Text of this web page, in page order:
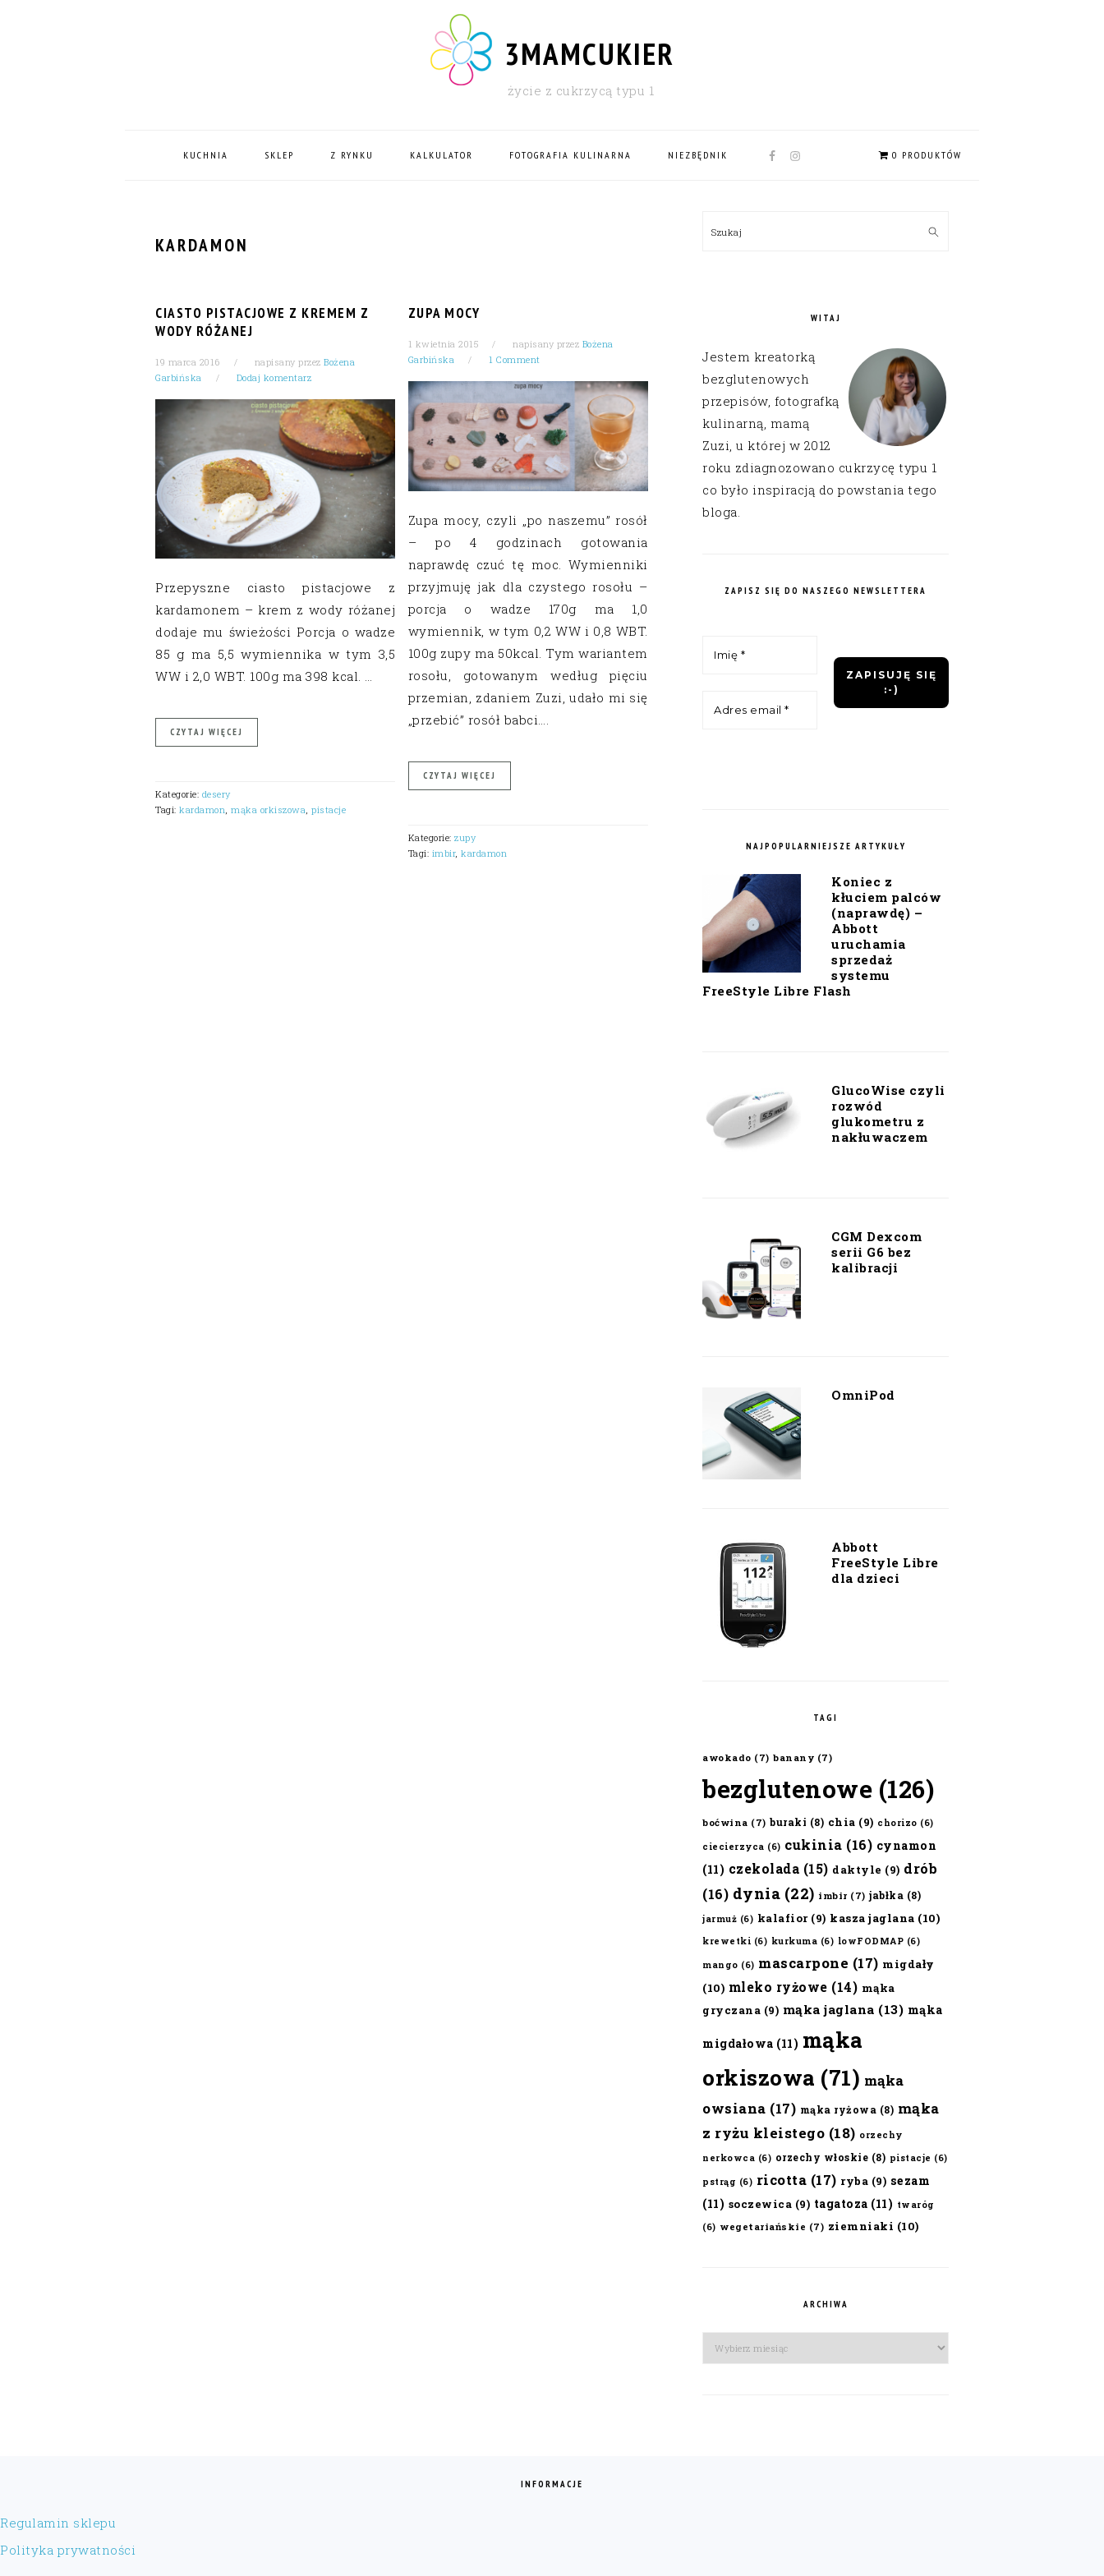
3MAMCUKIER
życie z cukrzycą typu 1
KUCHNIA SKLEP Z RYNKU KALKULATOR FOTOGRAFIA KULINARNA NIEZBĘDNIK
NAV
0 PRODUKTÓW
KARDAMON
CIASTO PISTACJOWE Z KREMEM Z
WODY RÓŻANEJ
19 marca 2016 napisany przez Bożena
Garbińska
Dodaj komentarz
Przepyszne ciasto pistacjowe z
kardamonem – krem z wody różanej
dodaje mu świeżości Porcja o wadze
85 g ma 5,5 wymiennika w tym 3,5
WW i 2,0 WBT. 100g ma 398 kcal. …
CZYTAJ WIĘCEJ
Kategorie: desery
Tagi: kardamon mąka orkiszowa pistacje
ZUPA MOCY
1 kwietnia 2015 napisany przez Bożena
Garbińska
1 Comment
Zupa mocy, czyli „po naszemu” rosół
– po 4 godzinach gotowania
naprawdę czuć tę moc. Wymienniki
przyjmuję jak dla czystego rosołu –
porcja o wadze 170g ma 1,0
wymiennik, w tym 0,2 WW i 0,8 WBT.
100g zupy ma 50kcal. Tym wariantem
rosołu, gotowanym według pięciu
przemian, zdaniem Zuzi, udało mi się
„przebić” rosół babci….
CZYTAJ WIĘCEJ
Kategorie:zupy
Tagi: imbir,kardamon
SIDEBAR
Szukaj
WITAJ
Jestem kreatorką
bezglutenowych
przepisów, fotografką
kulinarną, mamą
Zuzi, u której w 2012
roku zdiagnozowano cukrzycę typu 1
co było inspiracją do powstania tego
bloga.
ZAPISZ SIĘ DO NASZEGO NEWSLETTERA
NAJPOPULARNIEJSZE ARTYKUŁY
Koniec z
kłuciem palców
(naprawdę) –
Abbott
uruchamia
sprzedaż
systemu
FreeStyle Libre Flash
GlucoWise czyli
rozwód
glukometru z
nakłuwaczem
CGM Dexcom
serii G6 bez
kalibracji
OmniPod
Abbott
FreeStyle Libre
dla dzieci
TAGI
awokado (7) banany (7)
bezglutenowe (126)
boćwina (7) buraki (8) chia (9) chorizo (6)
ciecierzyca (6) cukinia (16) cynamon
(11) czekolada (15) daktyle (9) drób
(16) dynia (22) imbir (7) jabłka (8)
jarmuż (6) kalafior(9) kasza jaglana (10)
krewetki (6) kurkuma (6) lowFODMAP (6)
mango (6) mascarpone (17) migdały
(10) mleko ryżowe (14) mąka
gryczana (9) mąka jaglana (13) mąka
migdałowa (11) mąka
orkiszowa (71) mąka
owsiana (17) mąka ryżowa (8) mąka
z ryżu kleistego (18) orzechy
nerkowca (6) orzechy włoskie (8) pistacje (6)
pstrąg (6) ricotta (17) ryba (9) sezam
(11) soczewica (9) tagatoza (11) twaróg
(6) wegetariańskie (7) ziemniaki (10)
ARCHIWA
Archiwa
INFORMACJE
Regulamin sklepu
Polityka prywatności